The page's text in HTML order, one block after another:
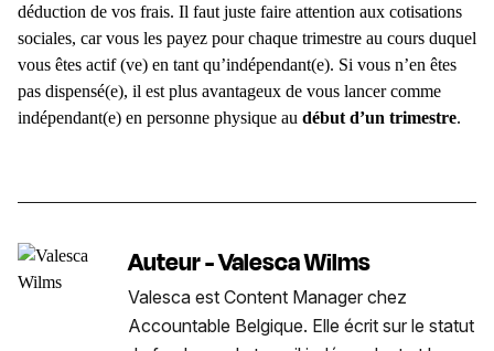
déduction de vos frais. Il faut juste faire attention aux cotisations
sociales, car vous les payez pour chaque trimestre au cours duquel
vous êtes actif (ve) en tant qu’indépendant(e). Si vous n’en êtes
pas dispensé(e), il est plus avantageux de vous lancercomme
indépendant(e) en personne physique au début d’un trimestre.
Auteur - Valesca Wilms
Valesca est Content Manager chez
Accountable Belgique. Elle écrit sur le statut